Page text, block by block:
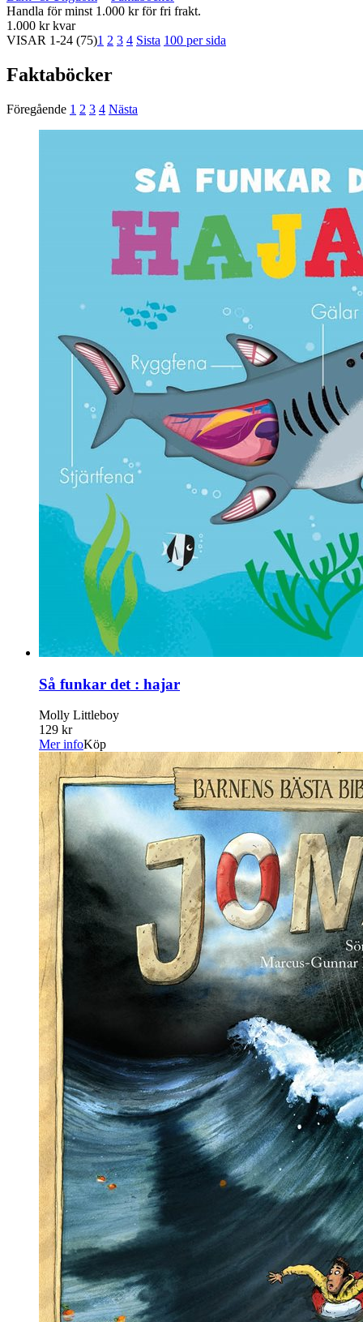
Handla för minst 1.000 kr för fri frakt.
1.000 kr kvar
VISAR 1-24 (75)1 2 3 4 Sista 100 per sida
Faktaböcker
Föregående 1 2 3 4 Nästa
Så funkar det : hajar
Molly Littleboy
129 kr
Mer infoKöp